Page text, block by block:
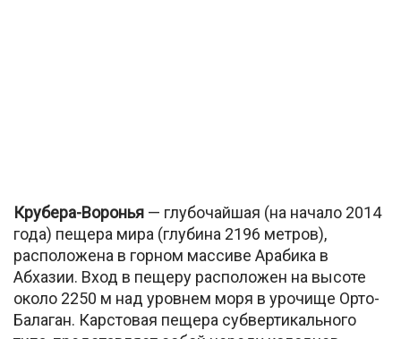
Крубера-Воронья — глубочайшая (на начало 2014
года) пещера мира (глубина 2196 метров),
расположена в горном массиве Арабика в
Абхазии. Вход в пещеру расположен на высоте
около 2250 м над уровнем моря в урочище Орто-
Балаган. Карстовая пещера субвертикального